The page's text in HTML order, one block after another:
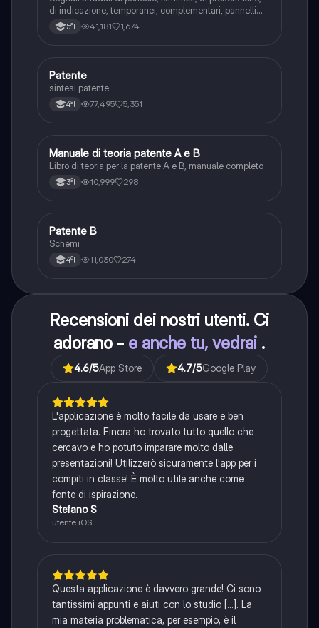
di indicazione, temporanei, complementari, pannelli
integrativi, segnaletica orizzontale, segnalazioni
agenti del traffico, distanza di visibilità per l‘arresto,
5ªl 41,181 1,674
Altro
Patente
sintesi patente
4ªl 77,495 5,351
Italiano
Manuale di teoria patente A e B
Libro di teoria per la patente A e B, manuale completo
3ªl 10,999 298
Altro
Patente B
Schemi
4ªl 11,030 274
Recensioni dei nostri utenti. Ci
adorano - e anche tu, vedrai .
4.6/5App Store 4.7/5Google Play
L'applicazione è molto facile da usare e ben
progettata. Finora ho trovato tutto quello che
cercavo e ho potuto imparare molto dalle
presentazioni! Utilizzerò sicuramente l'app per i
compiti in classe! È molto utile anche come
fonte di ispirazione.
Stefano S
utente iOS
Questa applicazione è davvero grande! Ci sono
tantissimi appunti e aiuti con lo studio [...]. La
mia materia problematica, per esempio, è il